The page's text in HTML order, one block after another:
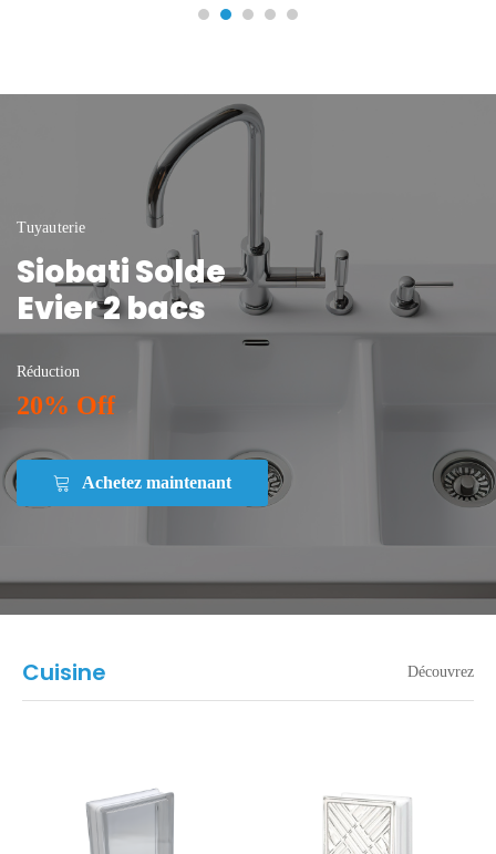
Tuyauterie
Siobati Solde
Evier 2 bacs
Réduction
20% Off
Achetez maintenant
Cuisine Découvrez